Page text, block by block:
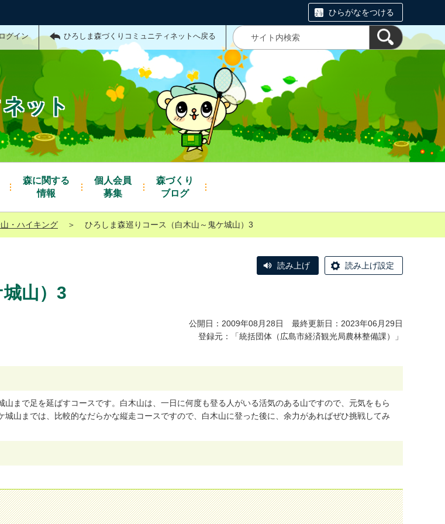
ひらがなをつける
グイン ひろしま森づくりコミュニティネットへ戻る
ット
森に関する
情報
個人会員
募集
森づくり
ブログ
・ハイキング ＞ ひろしま森巡りコース（白木山～鬼ケ城山）3
読み上げ 読み上げ設定
山）3
公開日：2009年08月28日 最終更新日：2023年06月29日
登録元：「統括団体（広島市経済観光局農林整備課）」
山 ま で足を延ばすコースです。 白木山は 一日に何度も登る 人がいる活気のある山ですので 元気をも ら
城山 ま では 比較的なだらかな縦走コースですので 白木山に登った後に 余力があればぜひ挑戦してみ